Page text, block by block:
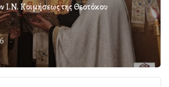
Ι.Ν. Κοιμήσεως της Θεοτόκου